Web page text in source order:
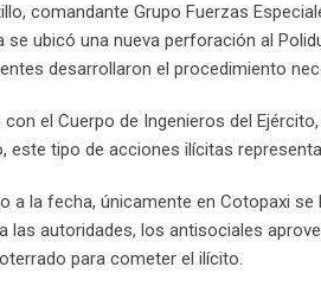
comandante Grupo Fuerzas
se ubicó una nueva perforación al
desarrollaron el procedimiento
con el Cuerpo de Ingenieros del
este tipo de acciones ilícitas
a la fecha, únicamente en Cotopaxi
las autoridades, los antisociales
para cometer el ilícito.